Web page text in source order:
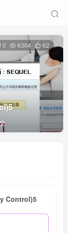
0 6364 62
Control)5